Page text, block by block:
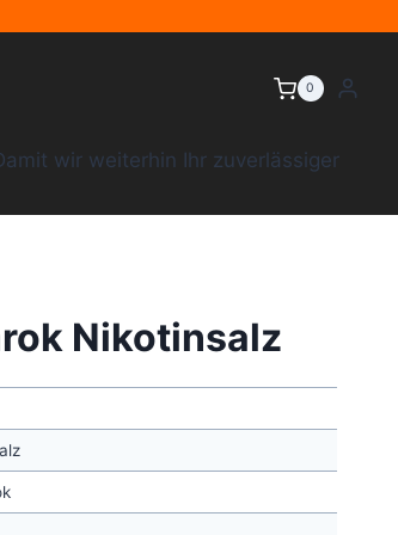
0
wir weiterhin Ihr zuverlässiger
Nikotinsalz